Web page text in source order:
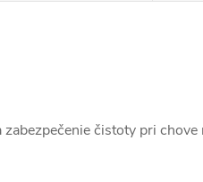
čistoty pri chove